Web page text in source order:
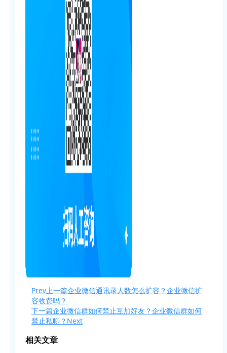
Prev 上一篇企业微信通讯录人数怎么扩容？企业微信扩
容收费吗？
下一篇企业微信群如何禁止互加好友？企业微信群如何
禁止私聊？ Next
相关文章